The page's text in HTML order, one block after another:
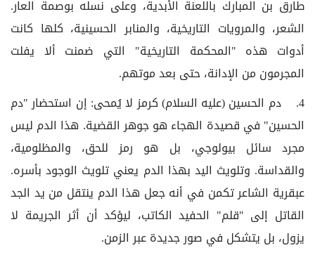
طارق بن المبارك باللعنة الأبدية، وعلى نسله بوصمة العار.
الشعر، والمرويات التاريخية، والمنابر الحسينية، كلها كانت
أدوات هذه "المحكمة التاريخية" التي ضمنت ألا يفلت
المجرمون من الإدانة، حتى بعد موتهم.
4. دم الحسين (عليه السلام) كرمز لا يُمحى: إن استحضار "دم
الحسين" في قصيدة الهجاء هو جوهر القضية. هذا الدم ليس
مجرد سائل بيولوجي، بل هو رمز للحق، والمظلومية،
والقداسة. وتلويث اليد بهذا الدم يعني تلويث الوجود بأسره.
عبقرية الشاعر تكمن في أنه جعل هذا الدم ينتقل من يد الجد
القاتل إلى "قلم" الحفيد الكاتب، ليؤكد أن أثر الجريمة لا
يزول، بل يتشكل في صور جديدة عبر الزمن.